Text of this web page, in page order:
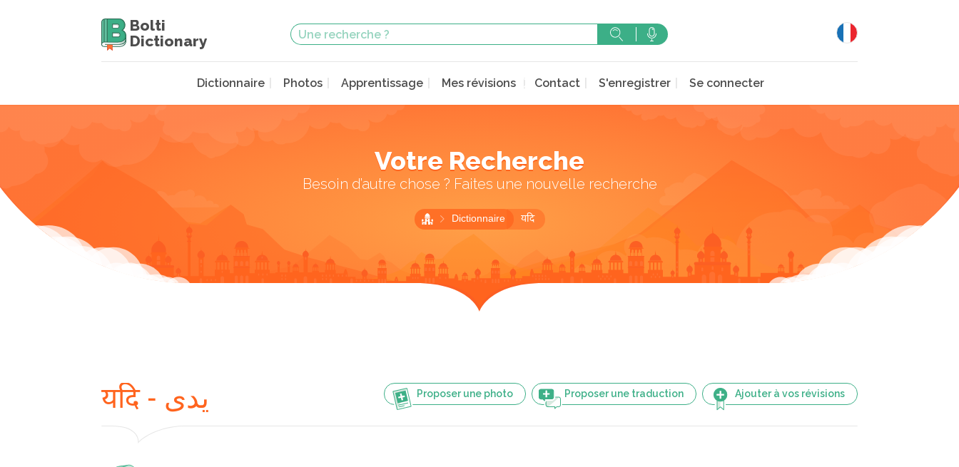
Bolti
Dictionary
Dictionnaire Photos Apprentissage Mes révisions Contact S'enregistrer Se connecter
Votre Recherche
Besoin d’autre chose ? Faites une nouvelle recherche
Dictionnaire यदि
Proposer une photo Proposer une traduction Ajouter à vos révisions यदि - یدی